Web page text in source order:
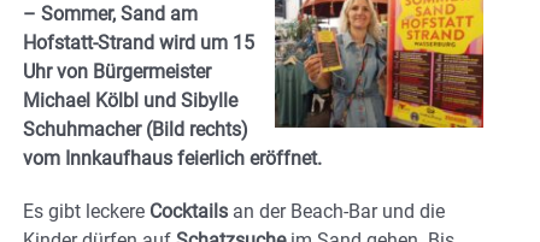
– Sommer, Sand am
Hofstatt-Strand wird um 15
Uhr von Bürgermeister
Michael Kölbl und Sibylle
Schuhmacher (Bild rechts)
vom Innkaufhaus feierlich eröffnet.
Es gibt leckere Cocktails an der Beach-Bar und die